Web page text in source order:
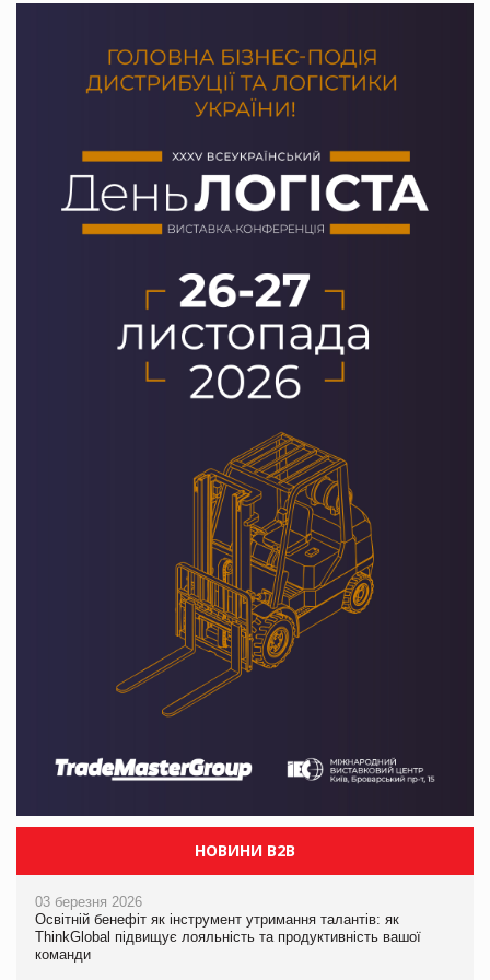
НОВИНИ B2B
03 березня 2026
Освітній бенефіт як інструмент утримання талантів: як
ThinkGlobal підвищує лояльність та продуктивність вашої
команди